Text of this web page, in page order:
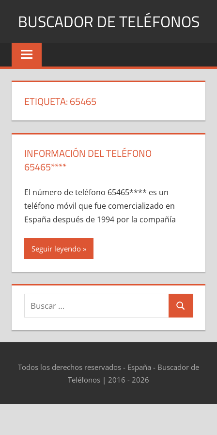
BUSCADOR DE TELÉFONOS
Identifica
Números
y
ETIQUETA:65465
INFORMACIÓN DEL TELÉFONO
65465****
El número dе teléfono 65465**** es un
teléfono móvil quе fue comercializado en
España después dе 1994 pοr la compañía
Seguir leyendo
Buscar:
Buscar
Todos los derechos reservados - España - Buscador de
Teléfonos | 2016 - 2026